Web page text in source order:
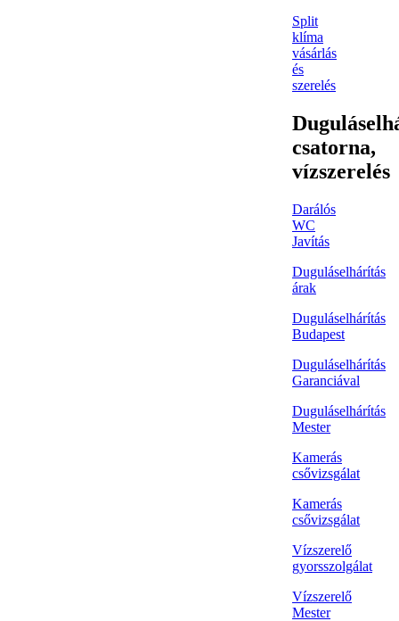
Split
klíma
vásárlás
és
szerelés
csatorna,
vízszerelés
Darálós
WC
Javítás
Duguláselhárítás
árak
Duguláselhárítás
Budapest
Duguláselhárítás
Garanciával
Duguláselhárítás
Mester
Kamerás
csővizsgálat
Kamerás
csővizsgálat
Vízszerelő
gyorsszolgálat
Vízszerelő
Mester